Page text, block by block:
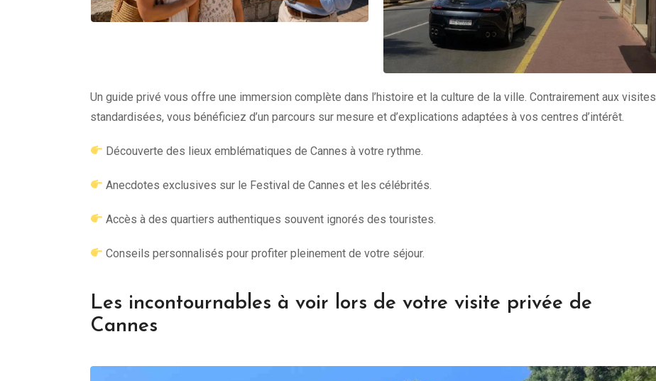
Un guide privé vous offre une immersion complète dans l’histoire et la culture de la ville. Contrairement aux visites
standardisées, vous bénéficiez d’un parcours sur mesure et d’explications adaptées à vos centres d’intérêt.
Découverte des lieux emblématiques de Cannes à votre rythme.
Anecdotes exclusives sur le Festival de Cannes et les célébrités.
Accès à des quartiers authentiques souvent ignorés des touristes.
Conseils personnalisés pour profiter pleinement de votre séjour.
Les incontournables à voir lors de votre visite privée de
Cannes